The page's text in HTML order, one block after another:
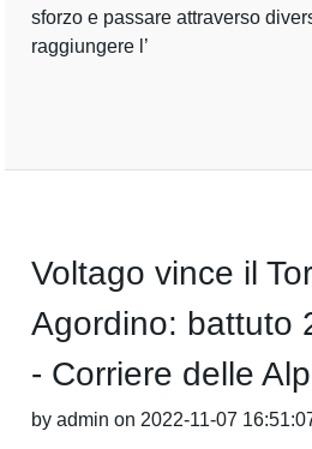
sforzo e passare attraverso
raggiungere l’
Voltago vince il
Agordino: battuto
- Corriere delle
by admin on 2022-11-07